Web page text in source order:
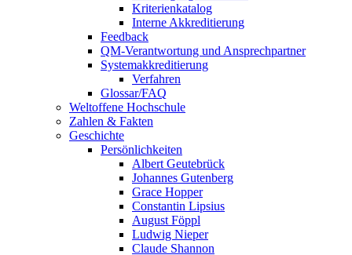
Kriterienkatalog
Interne Akkreditierung
Feedback
QM-Verantwortung und Ansprechpartner
Systemakkreditierung
Verfahren
Glossar/FAQ
Weltoffene Hochschule
Zahlen & Fakten
Geschichte
Persönlichkeiten
Albert Geutebrück
Johannes Gutenberg
Grace Hopper
Constantin Lipsius
August Föppl
Ludwig Nieper
Claude Shannon